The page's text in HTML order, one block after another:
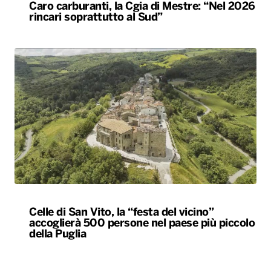
Caro carburanti, la Cgia di Mestre: “Nel 2026
rincari soprattutto al Sud”
Celle di San Vito, la “festa del vicino”
accoglierà 500 persone nel paese più piccolo
della Puglia